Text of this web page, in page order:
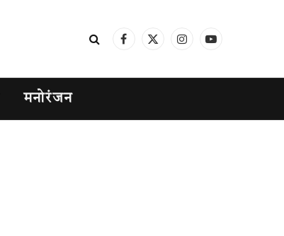
Facebook
X
InstagramYouTube
मनोरंजन